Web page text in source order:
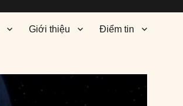
Giới thiệu Điểm tin